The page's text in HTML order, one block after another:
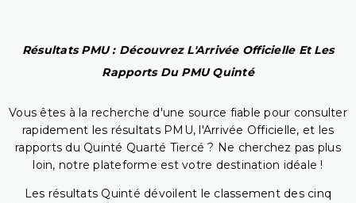
Résultats PMU : Découvrez L'Arrivée Officielle Et Les
Rapports Du PMU Quinté
Vous êtes à la recherche d'une source fiable pour consulter
rapidement les résultats PMU, l'Arrivée Officielle, et les
rapports du Quinté Quarté Tiercé ? Ne cherchez pas plus
loin, notre plateforme est votre destination idéale !
Les résultats Quinté dévoilent le classement des cinq